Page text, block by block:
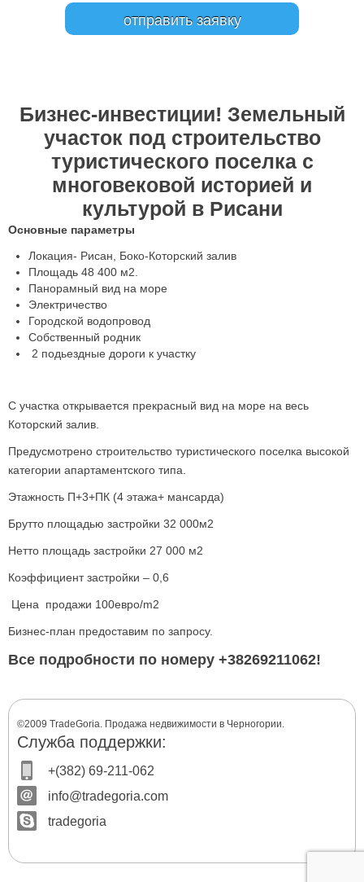
Бизнес-инвестиции! Земельный
участок под строительство
туристического поселка с
многовековой историей и
культурой в Рисани
Основные параметры
Локация- Рисан, Боко-Которский залив
Площадь 48 400 м2.
Панорамный вид на море
Электричество
Городской водопровод
Собственный родник
2 подьездные дороги к участку
С участка открывается прекрасный вид на море на весь
Которский залив.
Предусмотрено строительство туристического поселка высокой
категории апартаментского типа.
Этажность П+3+ПК (4 этажа+ мансарда)
Брутто площадью застройки 32 000м2
Нетто площадь застройки 27 000 м2
Коэффициент застройки – 0,6
Цена продажи 100eвро/m2
Бизнес-план предоставим по запросу.
Все подробности по номеру +38269211062!
©2009 TradeGoria. Продажа недвижимости в Черногории.
Служба поддержки:
+(382) 69-211-062
info@tradegoria.com
tradegoria